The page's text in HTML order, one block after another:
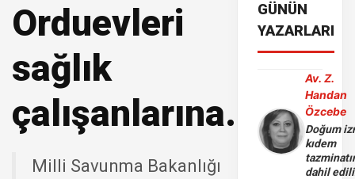
Orduevleri
sağlık
çalışanlarına...
Milli Savunma Bakanlığı
GÜNÜN
YAZARLARI
Av. Z.
Handan
Özcebe
Doğum
kıdem
dahil